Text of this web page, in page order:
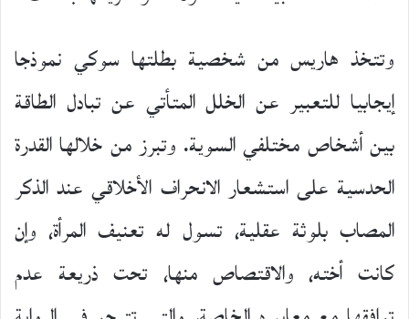
وتتخذ هاريس من شخصية بطلتها سوكي نموذجا
إيجابيا للتعبير عن الخلل المتأتي عن تبادل الطاقة
بين أشخاص مختلفي السوية. وتبرز من خلالها القدرة
الحدسية على استشعار الانحراف الأخلاقي عند الذكر
المصاب بلوثة عقلية، تسول له تعنيف المرأة، وإن
كانت أخته، والاقتصاص منها، تحت ذريعة عدم